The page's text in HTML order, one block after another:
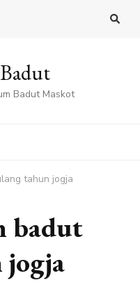
Badut Maskot
tahun jogja
badut